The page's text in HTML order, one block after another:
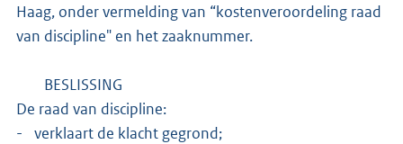
Haag, onder vermelding van “kostenveroordeling raad
van discipline" en het zaaknummer.
BESLISSING
De raad van discipline:
- verklaart de klacht gegrond;